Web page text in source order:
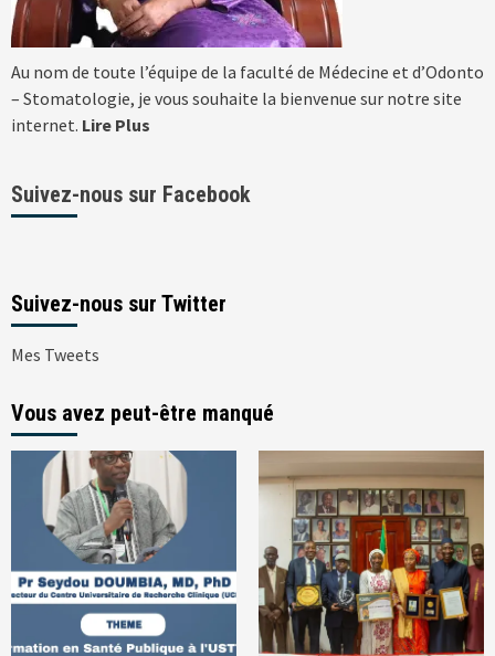
Au nom de toute l’équipe de la faculté de Médecine et d’Odonto
– Stomatologie, je vous souhaite la bienvenue sur notre site
internet. Lire Plus
Suivez-nous sur Facebook
Suivez-nous sur Twitter
Mes Tweets
Vous avez peut-être manqué